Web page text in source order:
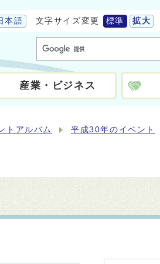
本語 文字サイズ変更 標準 拡大
産業・ビジネス
トアルバム 平成30年のイベント